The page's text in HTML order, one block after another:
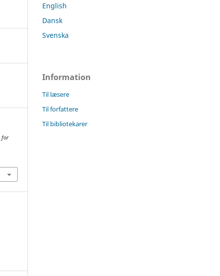
for
English
Dansk
Svenska
Information
Til læsere
Til forfattere
Til bibliotekarer